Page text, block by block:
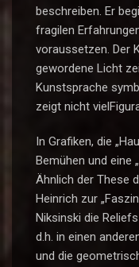
beschreiben. Er
fragilen
voraussetzen. Der
gewordene Licht
Kunstsprache
zeigt nicht
In Grafiken, die
Bemühen und eine
Ähnlich der These
Heinrich zur
Niksinski die
d.h. in einen
und die